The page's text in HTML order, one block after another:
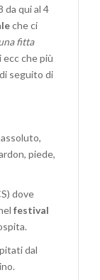
da qui al 4
che ci
fitta
ecc che più
seguito di
piede,
dove
festival
dal